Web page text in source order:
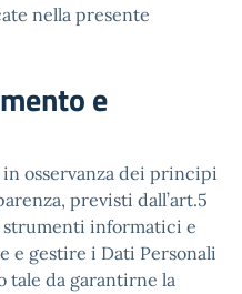
nella presente
e
osservanza dei principi
previsti dall’art.5
strumenti informatici e
e gestire i Dati Personali
tale da garantirne la